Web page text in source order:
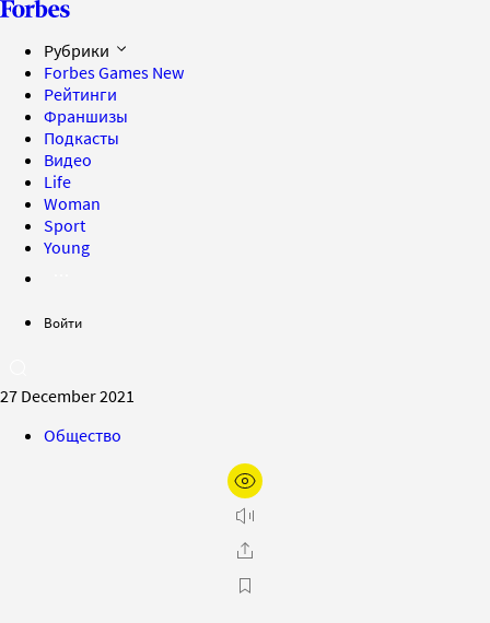
Рубрики
Forbes Games New
Рейтинги
Франшизы
Подкасты
Видео
Life
Woman
Sport
Young
Войти
27 December 2021
Общество